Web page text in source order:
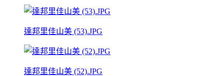
達邦里佳山美 (53).JPG
達邦里佳山美 (52).JPG